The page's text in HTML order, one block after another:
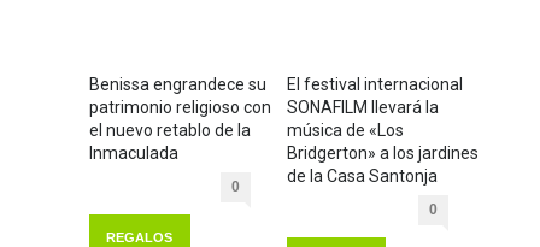
Benissa engrandece su
patrimonio religioso con
el nuevo retablo de la
Inmaculada
0
REGALOS
El festival internacional
SONAFILM llevará la
música de «Los
Bridgerton» a los jardines
de la Casa Santonja
0